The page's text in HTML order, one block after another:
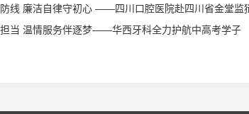
线 廉洁自律守初心 ——四川口腔医院赴四川省金堂监
当 温情服务伴逐梦——华西牙科全力护航中高考学子